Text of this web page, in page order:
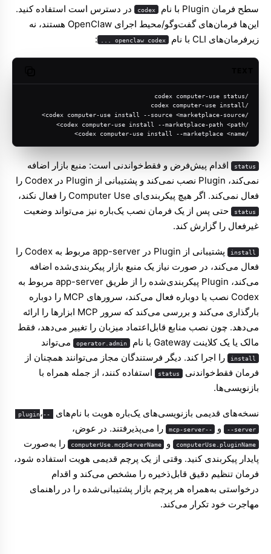
سطح فرمان Plugin با نام
codex در دسترس است استفاده کنید.
این‌ها فرمان‌های گفت‌وگو/محیط اجرای OpenClaw هستند، نه
زیرفرمان‌های CLI با نام
openclaw codex ...
:
/codex computer-use status
/codex computer-use install
/codex computer-use install --source <marketplace-source>
/codex computer-use install --marketplace-path <path>
/codex computer-use install --marketplace <name>
status اقدام پیش‌فرض و فقط‌خواندنی است: منبع بازار اضافه
نمی‌کند، Plugin نصب نمی‌کند و پشتیبانی از Plugin در Codex را
فعال نمی‌کند. اگر هیچ پیکربندی‌ای Computer Use را فعال نکند،
status حتی پس از یک فرمان نصب یک‌باره نیز می‌تواند وضعیت
غیرفعال را گزارش کند.
install
پشتیبانی از Plugin در app-server مربوط به Codex را
فعال می‌کند، در صورت نیاز یک منبع بازار پیکربندی‌شده اضافه
می‌کند، Plugin پیکربندی‌شده را از طریق app-server مربوط به
Codex نصب یا دوباره فعال می‌کند، سرورهای MCP را دوباره
بارگذاری می‌کند و بررسی می‌کند که سرور MCP ابزارها را ارائه
می‌دهد. چون نصب منابع قابل‌اعتماد میزبان را تغییر می‌دهد، فقط
مالک یا یک کلاینت Gateway با نام
operator.admin می‌تواند
install را اجرا کند. دیگر فرستندگان مجاز می‌توانند همچنان از
فرمان فقط‌خواندنی
status استفاده کنند، از جمله همراه با
بازنویسی‌ها.
نسخه‌های قدیمی بازنویسی‌های یک‌باره هویت با نام‌های --plugin،
--server و --mcp-server را می‌پذیرفتند. در عوض،
computerUse.pluginName و computerUse.mcpServerName
را به‌صورت
پایدار پیکربندی کنید. وقتی از یک پرچم قدیمی هویت استفاده شود،
فرمان تنظیم دقیق قابل‌ذخیره را مشخص می‌کند و اقدام
درخواستی به‌همراه هر پرچم بازار پشتیبانی‌شده را در راهنمای
مهاجرت خود تکرار می‌کند.